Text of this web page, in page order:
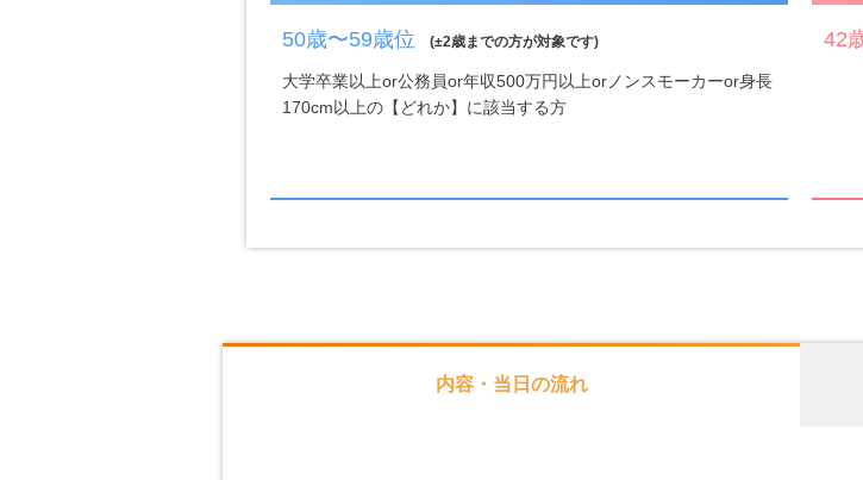
50歳〜59歳位 (±2歳までの方が対象です)
大学卒業以上or公務員or年収500万円以上orノンスモーカーor身長
170cm以上の【どれか】に該当する方
42
内容・当日の流れ